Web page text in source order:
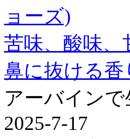
ョーズ)
苦味、酸味
鼻に抜ける
アーバイン
2025-7-17